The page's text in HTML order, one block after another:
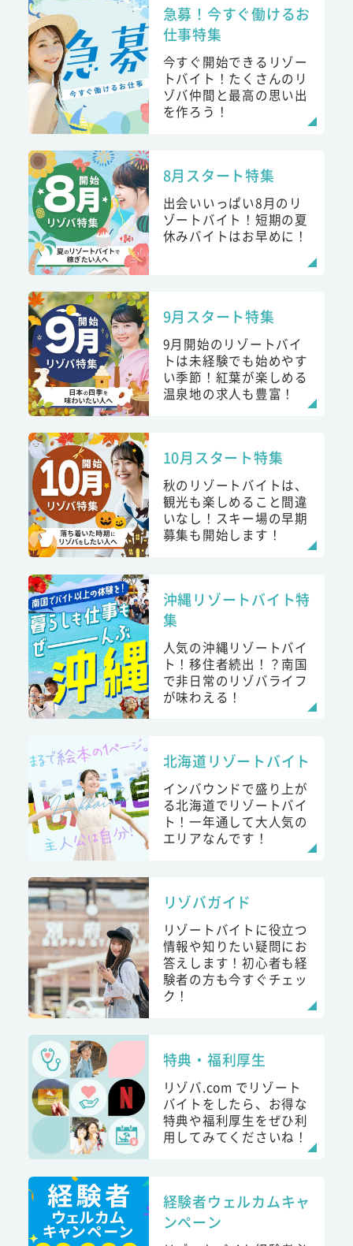
急募！今すぐ働けるお
仕事特集
今すぐ開始できるリゾー
トバイト！たくさんのリ
ゾバ仲間と最高の思い出
を作ろう！
8月スタート特集
出会いいっぱい8月のリ
ゾートバイト！短期の夏
休みバイトはお早めに！
9月スタート特集
9月開始のリゾートバイ
トは未経験でも始めやす
い季節！紅葉が楽しめる
温泉地の求人も豊富！
10月スタート特集
秋のリゾートバイトは、
観光も楽しめること間違
いなし！スキー場の早期
募集も開始します！
沖縄リゾートバイト特
集
人気の沖縄リゾートバイ
ト！移住者続出！？南国
で非日常のリゾバライフ
が味わえる！
北海道リゾートバイト
インバウンドで盛り上が
る北海道でリゾートバイ
ト！一年通して大人気の
エリアなんです！
リゾバガイド
リゾートバイトに役立つ
情報や知りたい疑問にお
答えします！初心者も経
験者の方も今すぐチェッ
ク！
特典・福利厚生
リゾバ.com でリゾート
バイトをしたら、お得な
特典や福利厚生をぜひ利
用してみてくださいね！
経験者ウェルカムキャ
ンペーン